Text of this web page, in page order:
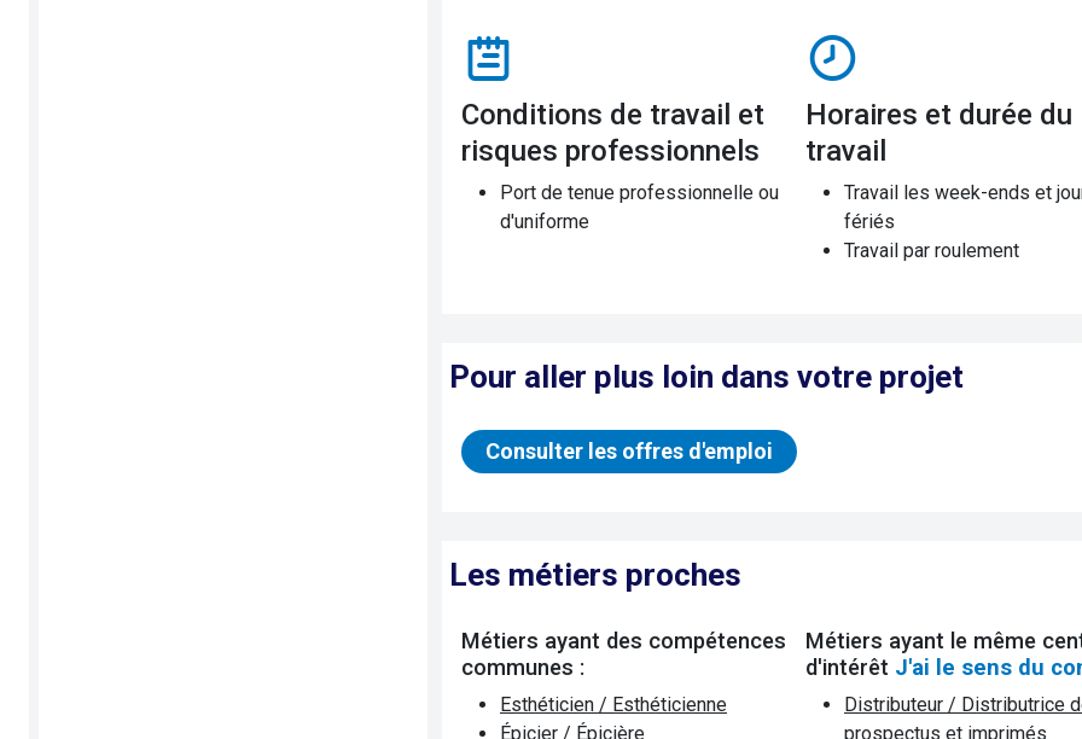
Conditions de travail et
risques professionnels
Port de tenue professionnelle ou
d'uniforme
Horaires et durée du
travail
Travail les week-ends et
fériés
Travail par roulement
Pour aller plus loin dans votre projet
Consulter les offres d'emploi
Les métiers proches
Métiers ayant des compétences
communes :
Esthéticien / Esthéticienne
Épicier / Épicière
Métiers ayant le même
d'intérêt J'ai le sens du
Distributeur / Distributrice
prospectus et imprimés